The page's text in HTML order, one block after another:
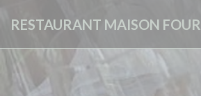
RESTAURANT MAISON